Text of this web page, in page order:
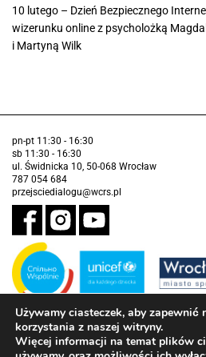
10 lutego – Dzień Bezpiecznego
wizerunku online z psycholożką
i Martyną Wilk
pn-pt 11:30 - 16:30
sb 11:30 - 16:30
ul. Świdnicka 10, 50-068 Wrocław
787 054 684
przejsciedialogu@wcrs.pl
Zadanie realizowane ze środków Gminy
Funduszem Narodów Zjednoczonych na
Używamy ciasteczek, aby zapewnić
korzystania z naszej witryny.
Więcej informacji na temat plików